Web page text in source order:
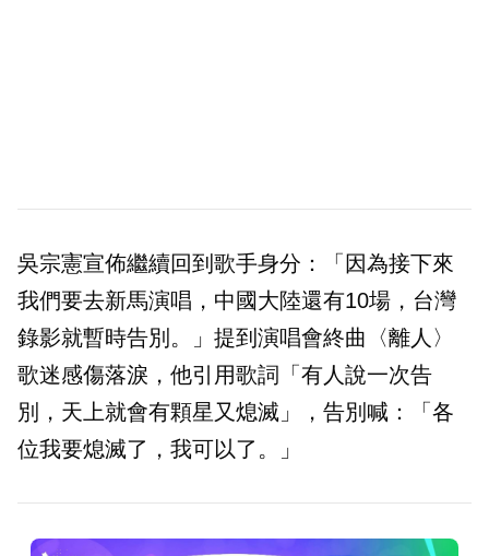
吳宗憲宣佈繼續回到歌手身分：「因為接下來
我們要去新馬演唱，中國大陸還有10場，台灣
錄影就暫時告別。」提到演唱會終曲〈離人〉
歌迷感傷落淚，他引用歌詞「有人說一次告
別，天上就會有顆星又熄滅」，告別喊：「各
位我要熄滅了，我可以了。」